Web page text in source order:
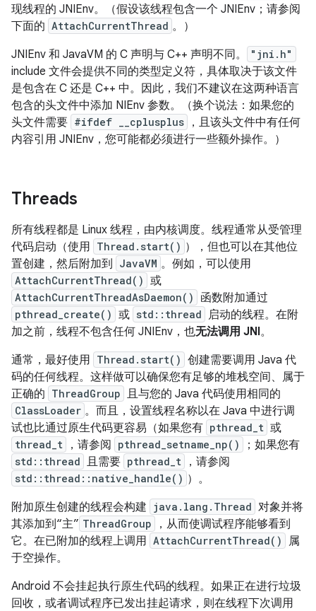
现线程的 JNIEnv。（假设该线程包含一个 JNIEnv；请参阅
下面的 AttachCurrentThread 。）
JNIEnv 和 JavaVM 的 C 声明与 C++ 声明不同。
"jni.h"
include 文件会提供不同的类型定义符，具体取决于该文件
是包含在 C 还是 C++ 中。因此，我们不建议在这两种语言
包含的头文件中添加 NIEnv 参数。（换个说法：如果您的
头文件需要 #ifdef __cplusplus
，且该头文件中有任何
内容引用 JNIEnv，您可能都必须进行一些额外操作。）
Threads
所有线程都是 Linux 线程，由内核调度。线程通常从受管理
代码启动（使用 Thread.start() ），但也可以在其他位
置创建，然后附加到
JavaVM 。例如，可以使用
AttachCurrentThread() 或
AttachCurrentThreadAsDaemon() 函数附加通过
pthread_create() 或 std::thread 启动的线程。在附
加之前，线程不包含任何 JNIEnv，也无法调用 JNI。
通常，最好使用 Thread.start() 创建需要调用 Java 代
码的任何线程。这样做可以确保您有足够的堆栈空间、属于
正确的 ThreadGroup 且与您的 Java 代码使用相同的
ClassLoader 。而且，设置线程名称以在 Java 中进行调
试也比通过原生代码更容易（如果您有 pthread_t 或
thread_t ，请参阅 pthread_setname_np() ；如果您有
std::thread 且需要 pthread_t ，请参阅
std::thread::native_handle() ）。
附加原生创建的线程会构建 java.lang.Thread 对象并将
其添加到“主” ThreadGroup
，从而使调试程序能够看到
它。在已附加的线程上调用 AttachCurrentThread()
属
于空操作。
Android 不会挂起执行原生代码的线程。如果正在进行垃圾
回收，或者调试程序已发出挂起请求，则在线程下次调用